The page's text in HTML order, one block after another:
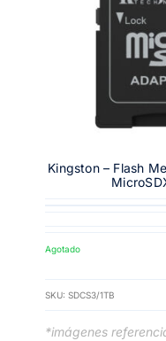
Kingston – Flash
Agotado
SKU: SDCS3/1TB
*imágenes